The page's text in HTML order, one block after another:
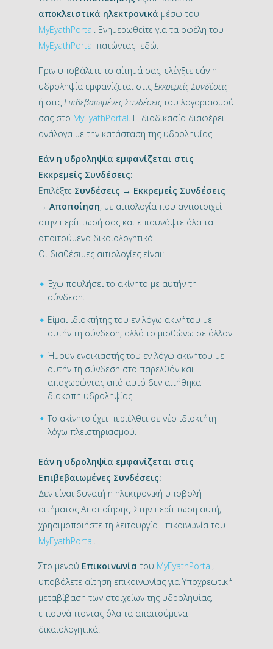
αποκλειστικά ηλεκτρονικά μέσω του
MyEyathPortal. Ενημερωθείτε για τα οφέλη του
MyEyathPortal πατώντας εδώ.
Πριν υποβάλετε το αίτημά σας, ελέγξτε εάν η
υδροληψία εμφανίζεται στις Εκκρεμείς Συνδέσεις
ή στις Επιβεβαιωμένες Συνδέσειςτου λογαριασμού
σας στο MyEyathPortal. Η διαδικασία διαφέρει
ανάλογα με την κατάσταση της υδροληψίας.
Εάν η υδροληψία εμφανίζεται στις
Εκκρεμείς Συνδέσεις:
Επιλέξτε Συνδέσεις → Εκκρεμείς Συνδέσεις
→ Αποποίηση, με αιτιολογία που αντιστοιχεί
στην περίπτωσή σας και επισυνάψτε όλα τα
απαιτούμενα δικαιολογητικά.
Οι διαθέσιμες αιτιολογίες είναι:
Έχω πουλήσει το ακίνητο με αυτήν τη
σύνδεση.
Είμαι ιδιοκτήτης του εν λόγω ακινήτου με
αυτήν τη σύνδεση, αλλά το μισθώνω σε άλλον.
Ήμουν ενοικιαστής του εν λόγω ακινήτου με
αυτήν τη σύνδεση στο παρελθόν και
αποχωρώντας από αυτό δεν αιτήθηκα
διακοπή υδροληψίας.
Το ακίνητο έχει περιέλθει σε νέο ιδιοκτήτη
λόγω πλειστηριασμού.
Εάν η υδροληψία εμφανίζεται στις
Επιβεβαιωμένες Συνδέσεις:
Δεν είναι δυνατή η ηλεκτρονική υποβολή
αιτήματος Αποποίησης. Στην περίπτωση αυτή,
χρησιμοποιήστε τη λειτουργία Επικοινωνία του
MyEyathPortal.
Στο μενού Επικοινωνία του MyEyathPortal,
υποβάλετε αίτηση επικοινωνίας για Υποχρεωτική
μεταβίβαση των στοιχείων της υδροληψίας,
επισυνάπτοντας όλα τα απαιτούμενα
δικαιολογητικά: